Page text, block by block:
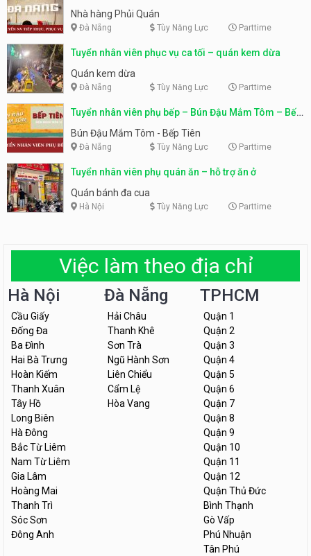
Nhà hàng Phủi Quán
Đà Nẵng Tùy Năng Lực Parttime
Tuyển nhân viên phục vụ ca tối – quán kem dừa
Quán kem dừa
Đà Nẵng Tùy Năng Lực Parttime
Tuyển nhân viên phụ bếp – Bún Đậu Mắm Tôm – Bếp
Tiên
Bún Đậu Mắm Tôm - Bếp Tiên
Đà Nẵng Tùy Năng Lực Parttime
Tuyển nhân viên phụ quán ăn – hỗ trợ ăn ở
Quán bánh đa cua
Hà Nội Tùy Năng Lực Parttime
Việc làm theo địa chỉ
Hà Nội
Cầu Giấy
Đống Đa
Ba Đình
Hai Bà Trưng
Hoàn Kiếm
Thanh Xuân
Tây Hồ
Long Biên
Hà Đông
Bắc Từ Liêm
Nam Từ Liêm
Gia Lâm
Hoàng Mai
Thanh Trì
Sóc Sơn
Đông Anh
Đà Nẵng
Hải Châu
Thanh Khê
Sơn Trà
Ngũ Hành Sơn
Liên Chiểu
Cẩm Lệ
Hòa Vang
TPHCM
Quận 1
Quận 2
Quận 3
Quận 4
Quận 5
Quận 6
Quận 7
Quận 8
Quận 9
Quận 10
Quận 11
Quận 12
Quận Thủ Đức
Bình Thạnh
Gò Vấp
Phú Nhuận
Tân Phú